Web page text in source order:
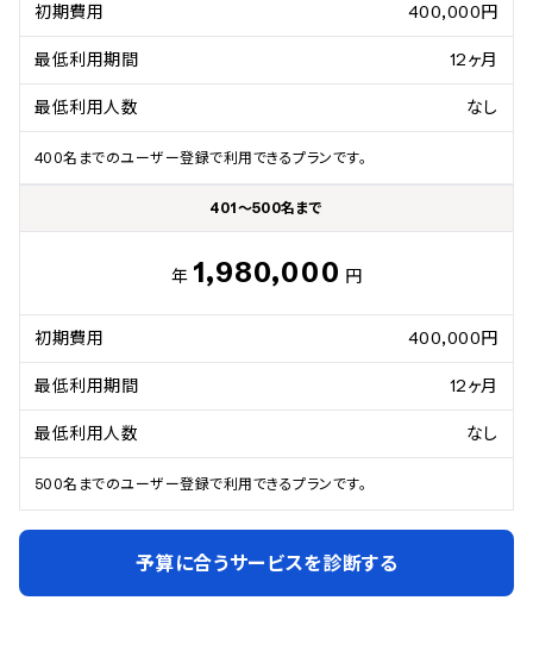
初期費用 400,000円
最低利用期間 12ヶ月
最低利用人数 なし
400名までのユーザー登録で利用できるプランです。
401～500名まで
年 1,980,000 円
初期費用 400,000円
最低利用期間 12ヶ月
最低利用人数 なし
500名までのユーザー登録で利用できるプランです。
予算に合うサービスを診断する